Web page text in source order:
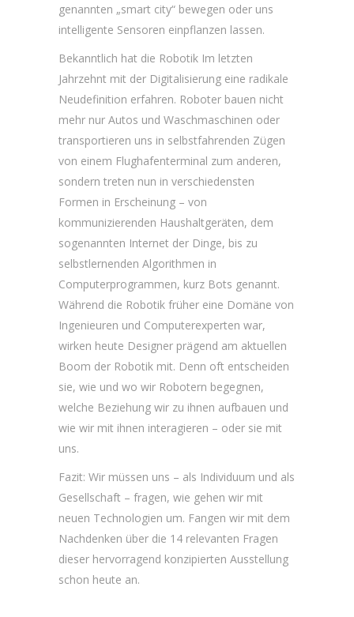
genannten „smart city“ bewegen oder uns
intelligente Sensoren einpflanzen lassen.
Bekanntlich hat die Robotik Im letzten
Jahrzehnt mit der Digitalisierung eine radikale
Neudefinition erfahren. Roboter bauen nicht
mehr nur Autos und Waschmaschinen oder
transportieren uns in selbstfahrenden Zügen
von einem Flughafenterminal zum anderen,
sondern treten nun in verschiedensten
Formen in Erscheinung – von
kommunizierenden Haushaltgeräten, dem
sogenannten Internet der Dinge, bis zu
selbstlernenden Algorithmen in
Computerprogrammen, kurz Bots genannt.
Während die Robotik früher eine Domäne von
Ingenieuren und Computerexperten war,
wirken heute Designer prägend am aktuellen
Boom der Robotik mit. Denn oft entscheiden
sie, wie und wo wir Robotern begegnen,
welche Beziehung wir zu ihnen aufbauen und
wie wir mit ihnen interagieren – oder sie mit
uns.
Fazit: Wir müssen uns – als Individuum und als
Gesellschaft – fragen, wie gehen wir mit
neuen Technologien um. Fangen wir mit dem
Nachdenken über die 14 relevanten Fragen
dieser hervorragend konzipierten Ausstellung
schon heute an.